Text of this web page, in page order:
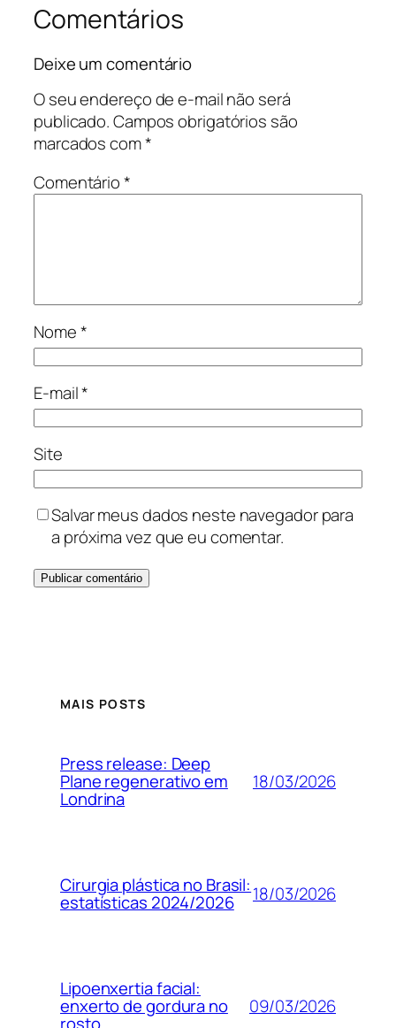
Comentários
Deixe um comentário
O seu endereço de e-mail não será
publicado.Campos obrigatórios são
marcados com*
Comentário*
Nome*
E-mail*
Site
Salvar meus dados neste navegador para
a próxima vez que eu comentar.
MAIS POSTS
Press release: Deep
Plane regenerativo em
Londrina
18/03/2026
Cirurgia plástica no Brasil:
estatísticas 2024/2026 18/03/2026
Lipoenxertia facial:
enxerto de gordura no 09/03/2026